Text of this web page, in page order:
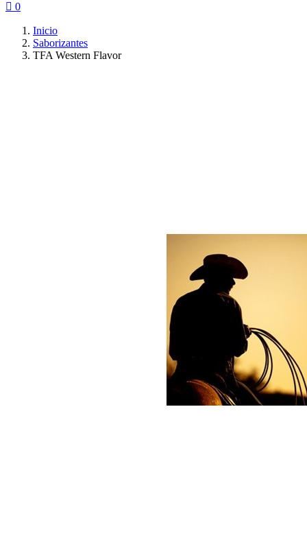
 0
Inicio
Saborizantes
TFA Western Flavor